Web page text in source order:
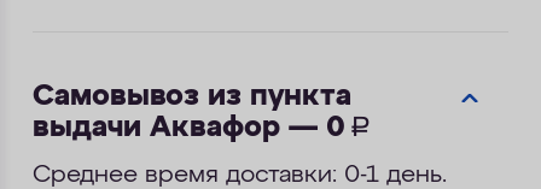
АКСЕССУАРЫ
ДЛЯ БИЗНЕСА
Самовывоз из пункта
выдачи Аквафор — 0 руб.
Среднее время доставки: 0-1 день.